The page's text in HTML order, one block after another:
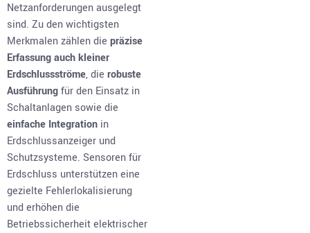
Netzanforderungen ausgelegt
sind. Zu den wichtigsten
Merkmalen zählen die präzise
Erfassung auch kleiner
Erdschlussströme, die robuste
Ausführungfür den Einsatz in
Schaltanlagen sowie die
einfache Integration in
Erdschlussanzeiger und
Schutzsysteme. Sensoren für
Erdschluss unterstützen eine
gezielte Fehlerlokalisierung
und erhöhen die
Betriebssicherheit elektrischer